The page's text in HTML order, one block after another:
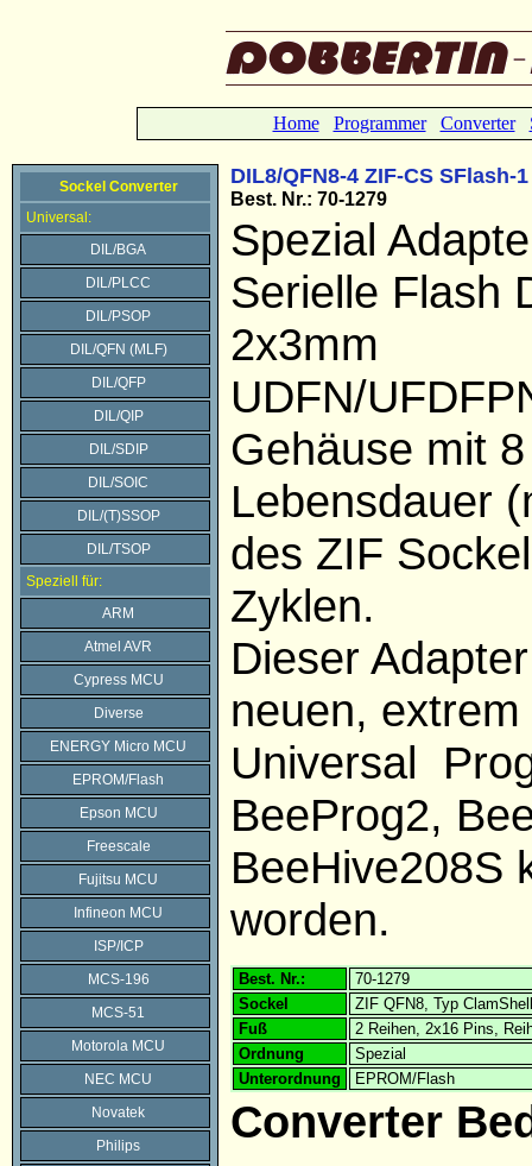
Home Programmer Converter
Sockel Converter
Universal:
DIL/BGA
DIL/PLCC
DIL/PSOP
DIL/QFN (MLF)
DIL/QFP
DIL/QIP
DIL/SDIP
DIL/SOIC
DIL/(T)SSOP
DIL/TSOP
Speziell für:
ARM
Atmel AVR
Cypress MCU
Diverse
ENERGY Micro MCU
EPROM/Flash
Epson MCU
Freescale
Fujitsu MCU
Infineon MCU
ISP/ICP
MCS-196
MCS-51
Motorola MCU
NEC MCU
Novatek
Philips
DIL8/QFN8-4 ZIF-CS SFlash-1
Best. Nr.: 70-1279
Spezial
Serielle Flash
2x3mm
UDFN/
Gehäuse mit
Lebensdauer
des ZIF
Zyklen.
Dieser
neuen,
Universal
BeeProg2,
BeeHive208S
worden.
Best. Nr.:
70-1279
Sockel
ZIF QFN8, Typ ClamShell
Fuß
2 Reihen, 2x16 Pins,
Ordnung
Spezial
Unterordnung
EPROM/Flash
Converter